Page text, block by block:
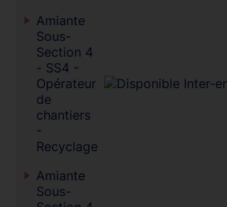
Amiante
Sous-
Section 4
- SS4 -
Opérateur
de
chantiers
-
Recyclage
Amiante
Sous-